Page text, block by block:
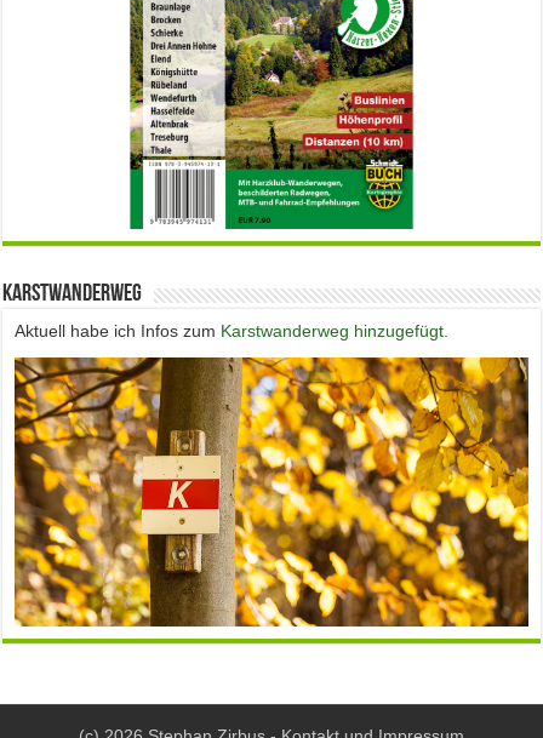
Karstwanderweg
Aktuell habe ich Infos zum Karstwanderweg hinzugefügt.